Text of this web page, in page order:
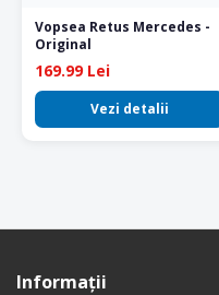
Vopsea Retus Mercedes -
Original
169.99 Lei
Vezi detalii
Informaţii